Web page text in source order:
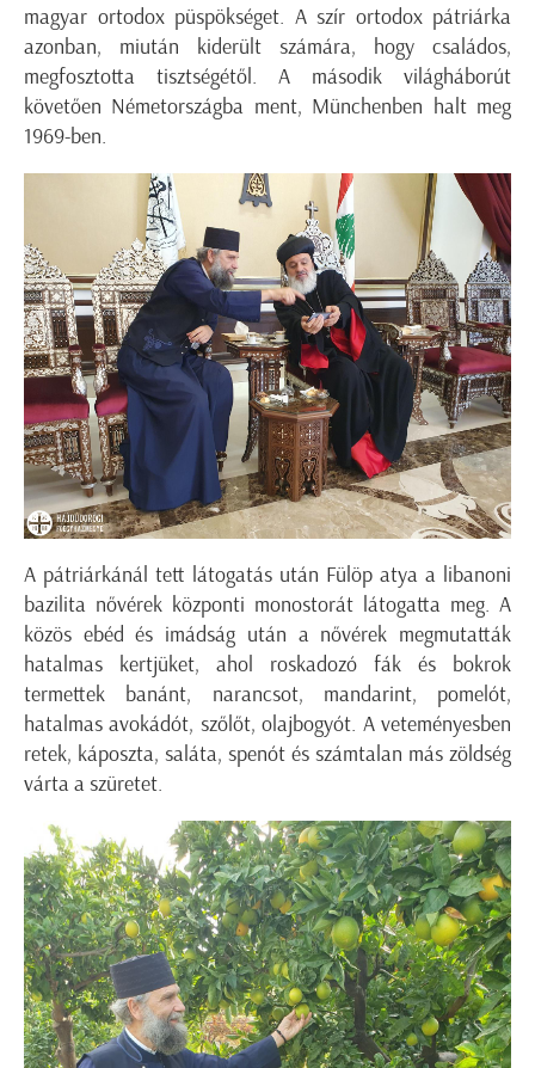
magyar ortodox püspökséget. A szír ortodox pátriárka
azonban, miután kiderült számára, hogy családos,
megfosztotta tisztségétől. A második világháborút
követően Németországba ment, Münchenben halt meg
1969-ben.
A pátriárkánál tett látogatás után Fülöp atya a libanoni
bazilita nővérek központi monostorát látogatta meg. A
közös ebéd és imádság után a nővérek megmutatták
hatalmas kertjüket, ahol roskadozó fák és bokrok
termettek banánt, narancsot, mandarint, pomelót,
hatalmas avokádót, szőlőt, olajbogyót. A veteményesben
retek, káposzta, saláta, spenót és számtalan más zöldség
várta a szüretet.